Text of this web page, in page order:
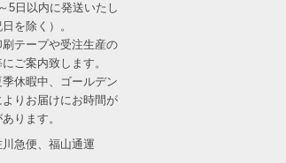
5日以内に発送いたし
を除く）。
テープや受注生産の
ご案内致します。
休暇中、ゴールデン
りお届けにお時間が
ります。
急便、福山通運